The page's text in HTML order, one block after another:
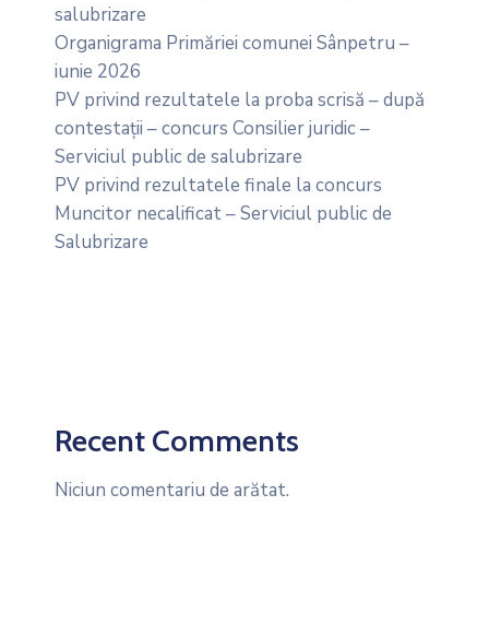
salubrizare
Organigrama Primăriei comunei Sânpetru –
iunie 2026
PV privind rezultatele la proba scrisă – după
contestații – concurs Consilier juridic –
Serviciul public de salubrizare
PV privind rezultatele finale la concurs
Muncitor necalificat – Serviciul public de
Salubrizare
Recent Comments
Niciun comentariu de arătat.